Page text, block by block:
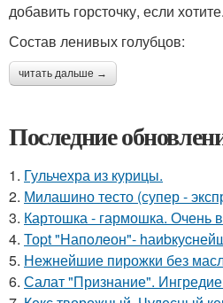
добавить горсточку, если хотите.
Состав ленивых голубцов:
читать дальше →
Последние
1. Гульчехра из курицы.
2. Милашино тесто (супер -
3. Картошка - гармошка. Очень
4. Тоpt "Hапoлeон"-
5. Нежнейшие пирожки без
6. Салат "Признание".